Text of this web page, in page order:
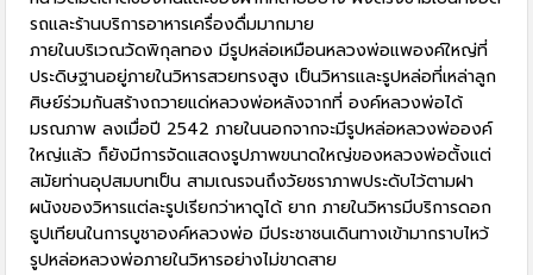
รถและร้านบริการอาหารเครื่องดื่มมากมาย
ภายในบริเวณวัดพิกุลทอง มีรูปหล่อเหมือนหลวงพ่อแพองค์ใหญ่ที่
ประดิษฐานอยู่ภายในวิหารสวยทรงสูง เป็นวิหารและรูปหล่อที่เหล่าลูก
ศิษย์ร่วมกันสร้างถวายแด่หลวงพ่อหลังจากที่ องค์หลวงพ่อได้
มรณภาพ ลงเมื่อปี 2542 ภายในนอกจากจะมีรูปหล่อหลวงพ่อองค์
ใหญ่แล้ว ก็ยังมีการจัดแสดงรูปภาพขนาดใหญ่ของหลวงพ่อตั้งแต่
สมัยท่านอุปสมบทเป็น สามเณรจนถึงวัยชราภาพประดับไว้ตามฝา
ผนังของวิหารแต่ละรูปเรียกว่าหาดูได้ ยาก ภายในวิหารมีบริการดอก
ธูปเทียนในการบูชาองค์หลวงพ่อ มีประชาชนเดินทางเข้ามากราบไหว้
รูปหล่อหลวงพ่อภายในวิหารอย่างไม่ขาดสาย